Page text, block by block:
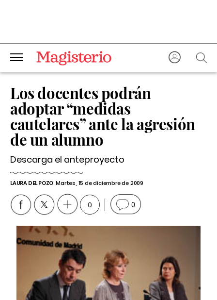
Los docentes podrán
adoptar “medidas
cautelares” ante la agresión
de un alumno
Descarga el anteproyecto
LAURA DEL POZO Martes, 15 de diciembre de 2009
0 0